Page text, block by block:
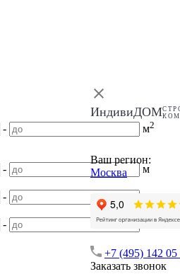
ИндивиДОМ
Ваш регион:
Москва
+7 (495) 142 05
Заказать звонок
-
м2
-
м
-
-